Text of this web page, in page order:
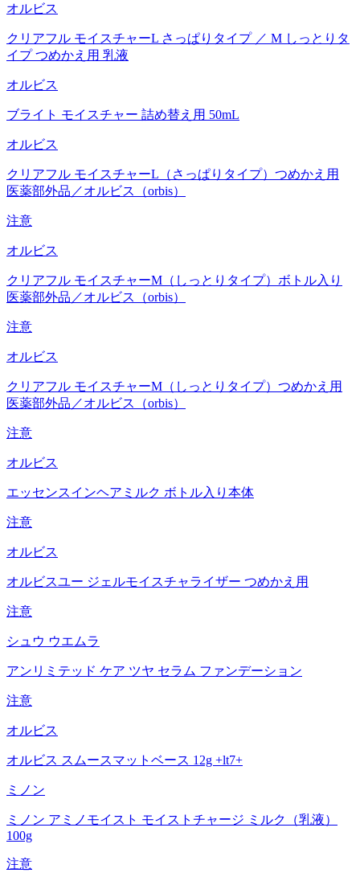
オルビス
クリアフル モイスチャーL さっぱりタイプ ／ M しっとりタ
イプ つめかえ用 乳液
オルビス
ブライト モイスチャー 詰め替え用 50mL
オルビス
クリアフル モイスチャーL（さっぱりタイプ）つめかえ用
医薬部外品／オルビス（orbis）
注意
オルビス
クリアフル モイスチャーM（しっとりタイプ）ボトル入り
医薬部外品／オルビス（orbis）
注意
オルビス
クリアフル モイスチャーM（しっとりタイプ）つめかえ用
医薬部外品／オルビス（orbis）
注意
オルビス
エッセンスインヘアミルク ボトル入り本体
注意
オルビス
オルビスユー ジェルモイスチャライザー つめかえ用
注意
シュウ ウエムラ
アンリミテッド ケア ツヤ セラム ファンデーション
注意
オルビス
オルビス スムースマットベース 12g +lt7+
ミノン
ミノン アミノモイスト モイストチャージ ミルク（乳液）
100g
注意